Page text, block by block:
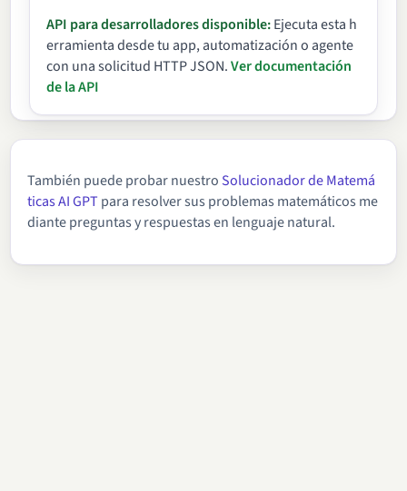
API para desarrolladores disponible:Ejecuta esta h
erramienta desde tu app, automatización o agente
con una solicitud HTTP JSON.Ver documentación
de la API
También puede probar nuestro Solucionador de Matemá
ticas AI GPT para resolver sus problemas matemáticos me
diante preguntas y respuestas en lenguaje natural.